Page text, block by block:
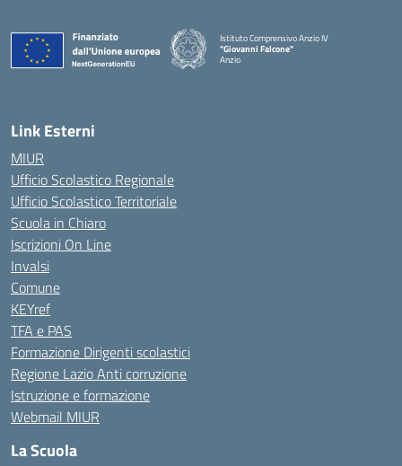
Istituto Comprensivo Anzio IV
"Giovanni Falcone"
Anzio
Link Esterni
MIUR
Ufficio Scolastico Regionale
Ufficio Scolastico Territoriale
Scuola in Chiaro
Iscrizioni On Line
Invalsi
Comune
KEYref
TFA e PAS
Formazione Dirigenti scolastici
Regione Lazio Anti corruzione
Istruzione e formazione
Webmail MIUR
La Scuola